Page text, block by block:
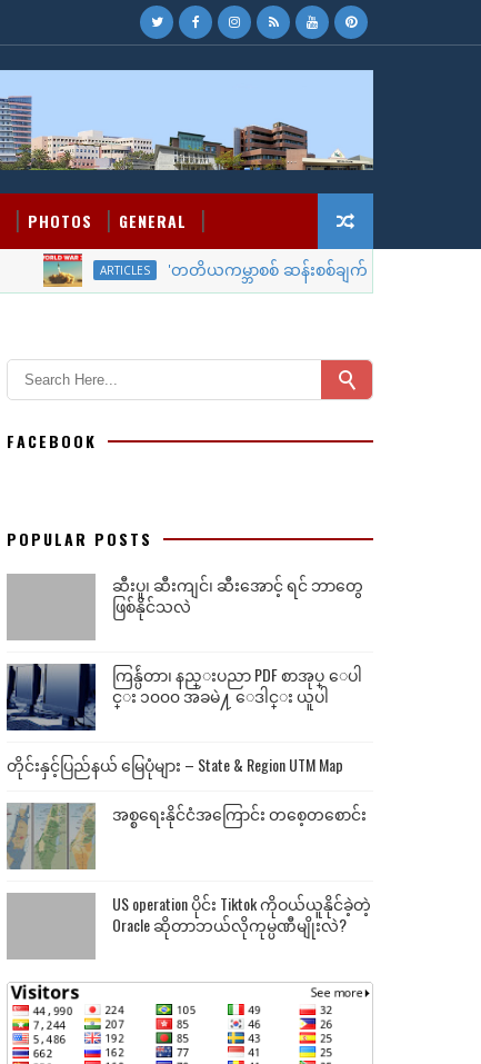
PHOTOS GENERAL
ARTICLES 'တတိယကမ္ဘာစစ် ဆန်းစစ်ချက်'
FACEBOOK
POPULAR POSTS
ဆီးပူ၊ ဆီးကျင်၊ ဆီးအောင့် ရင် ဘာတွေ
ဖြစ်နိုင်သလဲ
ကြန္ပ်ဴတာ၊ နည္းပညာ PDF စာအုပ္ ေပါ
င္း ၁၀၀၀ အခမဲ႔ ေဒါင္း ယူပါ
တိုင်းနှင့်ပြည်နယ် မြေပုံများ – State & Region UTM Map
အစ္စရေးနိုင်ငံအကြောင်း တစေ့တစောင်း
US operation ပိုင်း Tiktok ကိုဝယ်ယူနိုင်ခဲ့တဲ့
Oracle ဆိုတာဘယ်လိုကုမ္ပဏီမျိုးလဲ?